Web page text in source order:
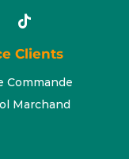
Clients
Commande
Marchand